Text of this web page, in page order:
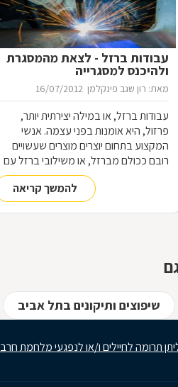
עבודות ברזל - לצאת מהמסגרת
ולהיכנס למסגרייה
מאת: רון שגב פינקלמן 16/07/2012
עבודות ברזל, או במילה יצירתית יותר,
פרזול, היא אומנות בפני עצמה. אנשי
המקצוע בתחום יוצרים מוצרים שעשויים
רובם ככולם מברזל, או משילובי ברזל עם
חומרים אחרים, וזאת במגוון רחב של
תחומים: ריהוט, מוצרי נוי, סורגים, שערים
ועוד-ועוד. על אף היותו חומר גס ומחוספס,
להמשך קריאה
שיפוצים ותיקונים בתל אביב
תרומה לחיילים ו/או לנפגעי מלחמת